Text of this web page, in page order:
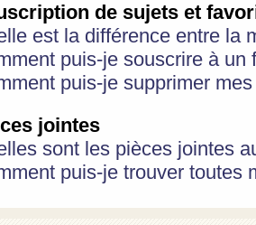
de sujets et
est la différence entre la
puis-je souscrire à
puis-je supprimer
jointes
sont les pièces jointes
puis-je trouver toutes